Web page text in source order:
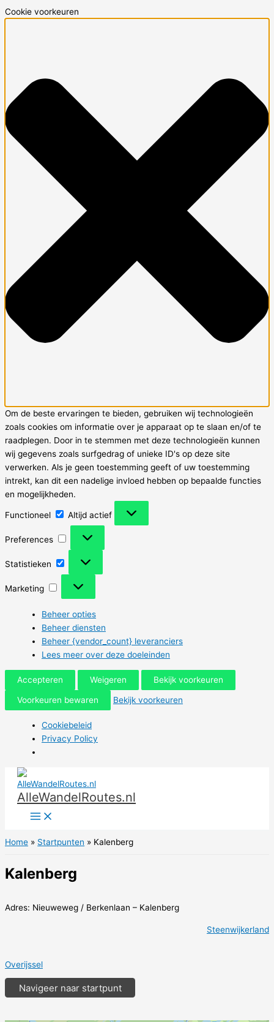
Cookie voorkeuren
Om de beste ervaringen te bieden, gebruiken wij technologieën
zoals cookies om informatie over je apparaat op te slaan en/of te
raadplegen. Door in te stemmen met deze technologieën kunnen
wij gegevens zoals surfgedrag of unieke ID's op deze site
verwerken. Als je geen toestemming geeft of uw toestemming
intrekt, kan dit een nadelige invloed hebben op bepaalde functies
en mogelijkheden.
Functioneel
Altijd actief
Preferences
Statistieken
Marketing
Beheer opties
Beheer diensten
Beheer {vendor_count} leveranciers
Lees meer over deze doeleinden
Accepteren Weigeren Bekijk voorkeuren
Voorkeuren bewaren Bekijk voorkeuren
Cookiebeleid
Privacy Policy
naar
inhoud
AlleWandelRoutes.nl
Home Startpunten Kalenberg
Kalenberg
Adres: Nieuweweg / Berkenlaan – Kalenberg
Steenwijkerland
Overijssel
Navigeer naar startpunt